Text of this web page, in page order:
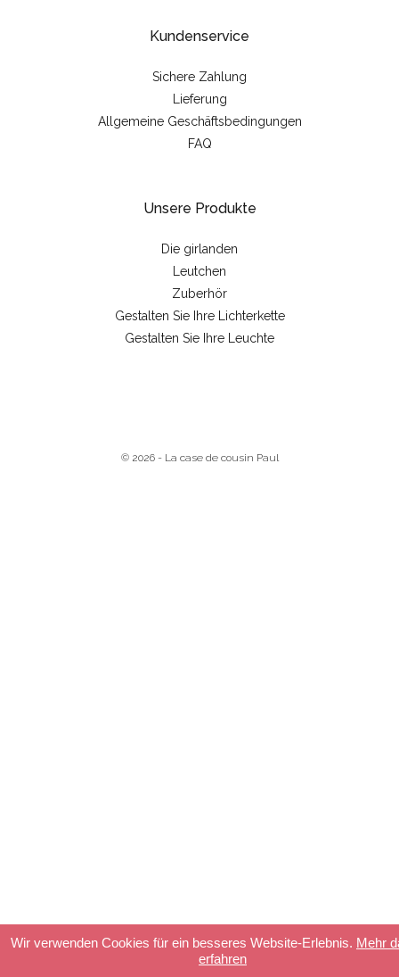
Kundenservice
Sichere Zahlung
Lieferung
Allgemeine Geschäftsbedingungen
FAQ
Unsere Produkte
Die girlanden
Leutchen
Zuberhör
Gestalten Sie Ihre Lichterkette
Gestalten Sie Ihre Leuchte
Wir verwenden Cookies für ein besseres Website-Erlebnis. Mehr
erfahren
© 2026 - La case de cousin Paul